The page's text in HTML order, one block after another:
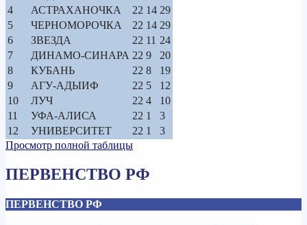
4
АСТРАХАНОЧКА 22 14 29
5
ЧЕРНОМОРОЧКА 22 14 29
6
ЗВЕЗДА 22 11 24
7
ДИНАМО-СИНАРА 22 9
20
8
КУБАНЬ 22 8
19
9
АГУ-АДЫИФ 22 5
12
10
ЛУЧ 22 4
10
11
УФА-АЛИСА 22 1
3
12
УНИВЕРСИТЕТ 22 1
3
Просмотр полной таблицы
ПЕРВЕНСТВО РФ
ПЕРВЕНСТВО РФ